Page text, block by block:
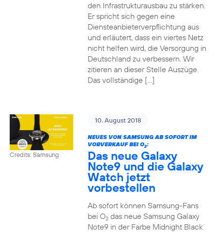
den Infrastrukturausbau zu stärken.
Er spricht sich gegen eine
Diensteanbieterverpflichtung aus
und erläutert, dass ein viertes Netz
nicht helfen wird, die Versorgung in
Deutschland zu verbessern. Wir
zitieren an dieser Stelle Auszüge.
Das vollständige […]
Credits: Samsung
10. August 2018
NEUES VON SAMSUNG AB SOFORT IM
VORVERKAUF BEI O2:
Das neue Galaxy
Note9 und die Galaxy
Watch jetzt
vorbestellen
Ab sofort können Samsung-Fans
bei O2das neue Samsung Galaxy
Note9 in der Farbe Midnight Black